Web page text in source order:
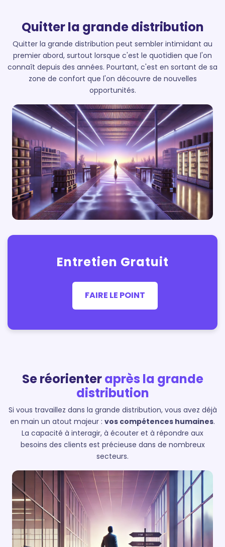
Quitter la grande distribution
Quitter la grande distribution peut sembler intimidant au
premier abord, surtout lorsque c'est le quotidien que l'on
connaît depuis des années. Pourtant, c'est en sortant de sa
zone de confort que l'on découvre de nouvelles
opportunités.
Entretien Gratuit
FAIRE LE POINT
Se réorienteraprès la grande
distribution
Si vous travaillez dans la grande distribution, vous avez déjà
en main un atout majeur : vos compétences humaines.
La capacité à interagir, à écouter et à répondre aux
besoins des clients est précieuse dans de nombreux
secteurs.